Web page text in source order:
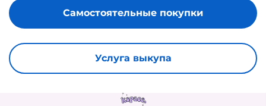
Услуга выкупа
Самостоятельные покупки